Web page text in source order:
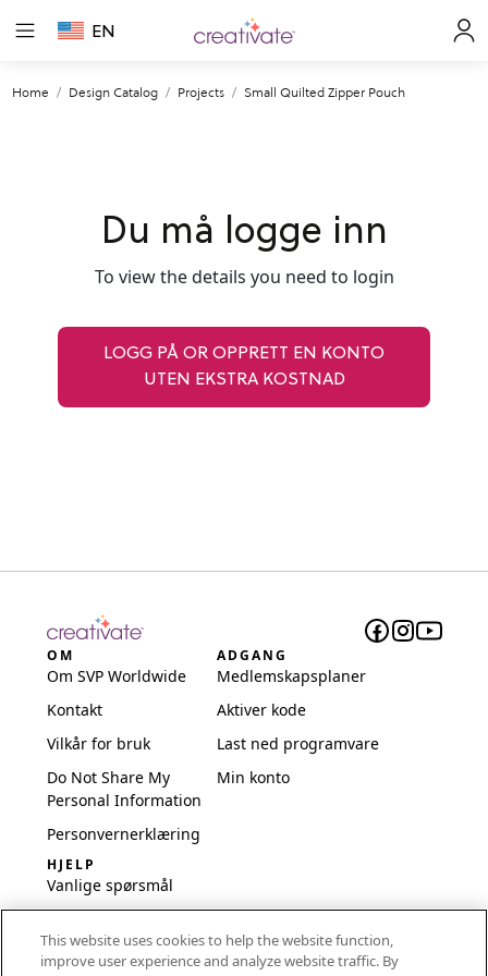
EN
Home Design Catalog Projects Small Quilted Zipper Pouch
Du må logge inn
To view the details you need to login
LOGG PÅ OR OPPRETT EN KONTO
UTEN EKSTRA KOSTNAD
OM
Om SVP Worldwide
Kontakt
Vilkår for bruk
Do Not Share My
Personal Information
Personvernerklæring
ADGANG
Medlemskapsplaner
Aktiver kode
Last ned programvare
Min konto
HJELP
Vanlige spørsmål
oppsett
This website uses cookies to help the website function,
improve user experience and analyze website traffic. By